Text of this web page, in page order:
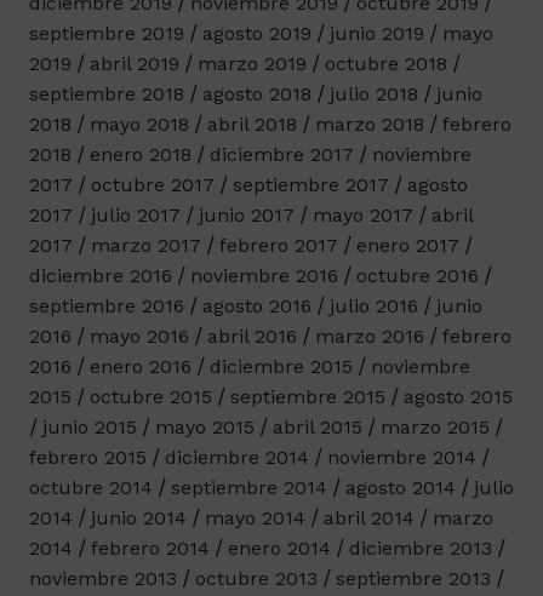
septiembre 2019
agosto 2019 junio 2019
mayo
2019
abril 2019 marzo 2019
octubre 2018
septiembre 2018
agosto 2018 julio 2018
junio
2018
mayo 2018 abril 2018 marzo 2018
febrero
2018
enero 2018 diciembre 2017
noviembre
2017
octubre 2017 septiembre 2017
agosto
2017
julio 2017 junio 2017 mayo 2017
abril
2017
marzo 2017 febrero 2017
enero 2017
diciembre 2016
noviembre 2016
octubre 2016
septiembre 2016
agosto 2016 julio 2016
junio
2016
mayo 2016 abril 2016 marzo 2016
febrero
2016
enero 2016 diciembre 2015
noviembre
2015
octubre 2015 septiembre 2015
agosto 2015
junio 2015
mayo 2015 abril 2015
marzo 2015
febrero 2015
diciembre 2014
noviembre 2014
octubre 2014
septiembre 2014 agosto 2014
julio
2014
junio 2014 mayo 2014 abril 2014
marzo
2014
febrero 2014 enero 2014
diciembre 2013
noviembre 2013
octubre 2013
septiembre 2013